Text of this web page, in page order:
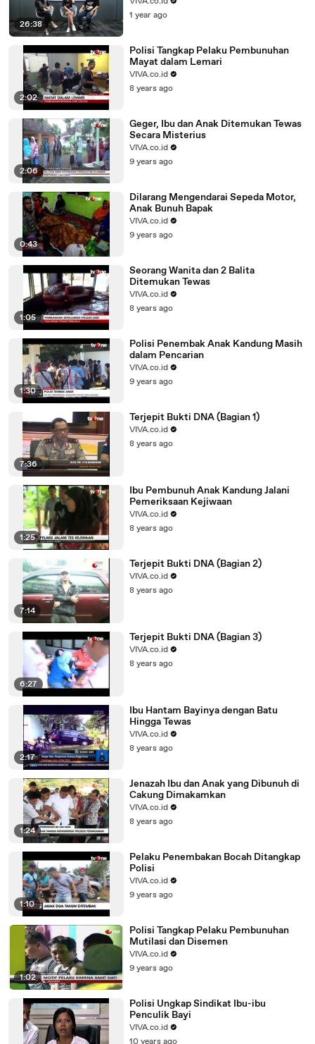
26:38
1 year ago
2:02
Polisi Tangkap Pelaku Pembunuhan
Mayat dalam Lemari
VIVA.co.id
8 years ago
2:06
Geger, Ibu dan Anak Ditemukan Tewas
Secara Misterius
VIVA.co.id
9 years ago
0:43
Dilarang Mengendarai Sepeda Motor,
Anak Bunuh Bapak
VIVA.co.id
9 years ago
1:05
Seorang Wanita dan 2 Balita
Ditemukan Tewas
VIVA.co.id
8 years ago
1:30
Polisi Penembak Anak Kandung Masih
dalam Pencarian
VIVA.co.id
9 years ago
7:36
Terjepit Bukti DNA (Bagian 1)
VIVA.co.id
8 years ago
1:25
Ibu Pembunuh Anak Kandung Jalani
Pemeriksaan Kejiwaan
VIVA.co.id
8 years ago
7:14
Terjepit Bukti DNA (Bagian 2)
VIVA.co.id
8 years ago
6:27
Terjepit Bukti DNA (Bagian 3)
VIVA.co.id
8 years ago
2:17
Ibu Hantam Bayinya dengan Batu
Hingga Tewas
VIVA.co.id
8 years ago
1:24
Jenazah Ibu dan Anak yang Dibunuh di
Cakung Dimakamkan
VIVA.co.id
8 years ago
1:10
Pelaku Penembakan Bocah Ditangkap
Polisi
VIVA.co.id
9 years ago
1:02
Polisi Tangkap Pelaku Pembunuhan
Mutilasi dan Disemen
VIVA.co.id
9 years ago
Polisi Ungkap Sindikat Ibu-ibu
Penculik Bayi
VIVA.co.id